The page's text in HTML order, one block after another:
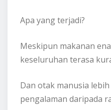
Apa yang terjadi?
Meskipun makanan
keseluruhan terasa
Dan otak manusia
pengalaman daripada